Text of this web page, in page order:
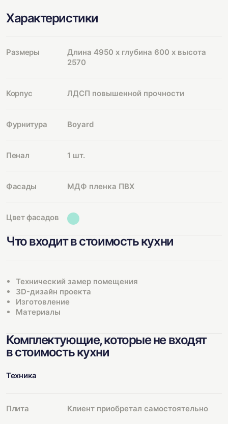
Характеристики
Размеры
Длина 4950 х глубина 600 х высота
2570
Корпус ЛДСП повышенной прочности
Фурнитура Boyard
Пенал 1 шт.
Фасады МДФ пленка ПВХ
Цвет фасадов
Что входит в стоимость кухни
Технический замер помещения
3D-дизайн проекта
Изготовление
Материалы
Комплектующие, которые не входят
в стоимость кухни
Техника
Плита Клиент приобретал самостоятельно